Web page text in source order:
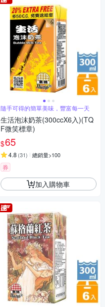
隨手可得的簡單美味，豐富每一天
生活泡沫奶茶(300ccX6入)(TQ
F微笑標章)
$65
4.8 (31) 總銷量>100
券
加入購物車